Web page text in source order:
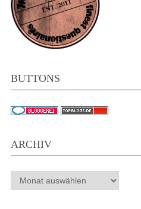
BUTTONS
ARCHIV
Archiv